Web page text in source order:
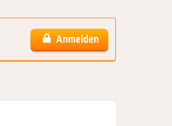
Anmelden